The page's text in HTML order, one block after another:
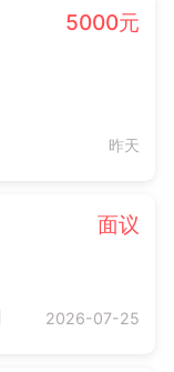
5000元
昨天
面议
2026-07-25